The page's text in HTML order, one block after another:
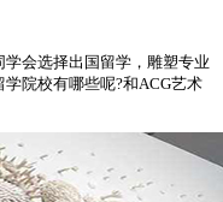
会选择出国留学，雕塑专业
院校有哪些呢?和ACG艺术